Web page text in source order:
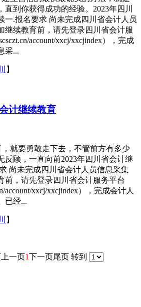
直到你获得成功的经验。2023年四川
一.报名要求 尚未完成四川省会计人员
继续教育前，请先登录四川省会计服
account/xxcj/xxcjindex），完成
采...
】
计继续教育
就要勇敢走下去，不管前方有多少
反顾，一直向前2023年四川省会计继
尚未完成四川省会计人员信息采集
前，请先登录四川省会计服务平台
account/xxcj/xxcjindex），完成会计人
已经...
】
上一页1下一页尾页 转到